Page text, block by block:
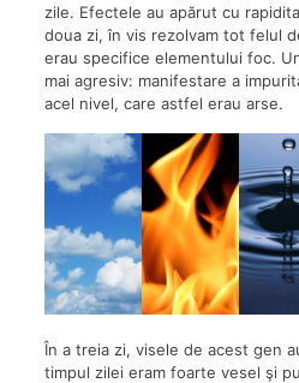
zile. Efectele au apărut cu
doua zi, în vis rezolvam tot felul
erau specifice elementului foc.
mai agresiv: manifestare a
acel nivel, care astfel erau arse.
În a treia zi, visele de acest gen
timpul zilei eram foarte vesel şi